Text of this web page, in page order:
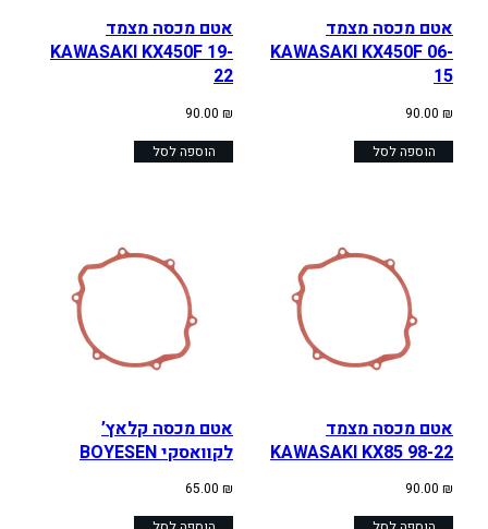
אטם מכסה מצמד
KAWASAKI KX450F 06-
15
90.00 ₪
הוספה לסל
אטם מכסה מצמד
KAWASAKI KX450F 19-
22
90.00 ₪
הוספה לסל
אטם מכסה מצמד
KAWASAKI KX85 98-22
90.00 ₪
אטם מכסה קלאץ’
לקוואסקי BOYESEN
65.00 ₪